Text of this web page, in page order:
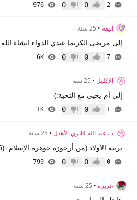
2 إعجاب0 عدم إعجاب
0
976
انيقه • 25 سنة
إلى مرضى الكزيما عندي الدواء انشاء الله
7 إعجاب0 عدم إعجاب
0
6K
الإكليل• 25 سنة
إلى أم يحيى مع التحية:)
1 إعجاب0 عدم إعجاب
0
1K
د . عبد الله قادري الأهدل• 25 سنة
تربية الأولاد (من أرجوزة جوهرة الإسلام- (16)
0 إعجاب0 عدم إعجاب
0
799
عزيزة• 25 سنة